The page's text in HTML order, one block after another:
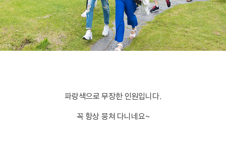
파랑색으로 무장한 인원입니다.
꼭 항상 뭉쳐 다니네요~